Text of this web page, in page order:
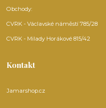
Obchody:
CVRK - Václavské náměstí 785/28
CVRK - Milady Horákové 815/42
Kontakt
Jamarshop.cz